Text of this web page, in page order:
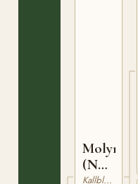
Molyn
(NO)
Kallblodig Travare